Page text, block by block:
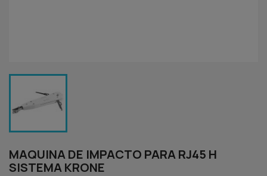
MAQUINA DE IMPACTO PARA RJ45 H
SISTEMA KRONE